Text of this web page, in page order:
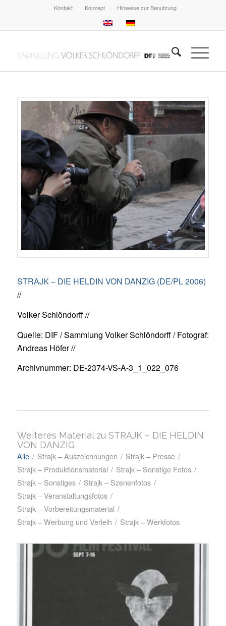
Kontakt Konzept Hinweise zur Benutzung
STRAJK – DIE HELDIN VON DANZIG (DE/PL 2006)
//
Volker Schlöndorff //
Quelle: DIF / Sammlung Volker Schlöndorff / Fotograf:
Andreas Höfer //
Archivnummer: DE-2374-VS-A-3_1_022_076
Weiteres Material zu STRAJK – DIE HELDIN
VON DANZIG
Alle / Strajk – Auszeichnungen / Strajk – Presse /
Strajk – Produktionsmaterial / Strajk – Sonstige Fotos /
Strajk – Sonstiges / Strajk – Szenenfotos /
Strajk – Veranstaltungsfotos /
Strajk – Vorbereitungsmaterial /
Strajk – Werbung und Verleih / Strajk – Werkfotos